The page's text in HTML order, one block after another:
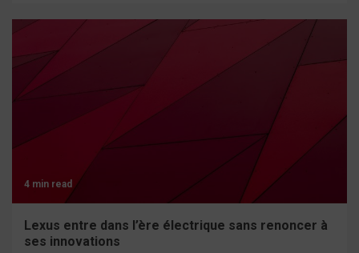
4 min read
Lexus entre dans l’ère électrique sans renoncer à
ses innovations